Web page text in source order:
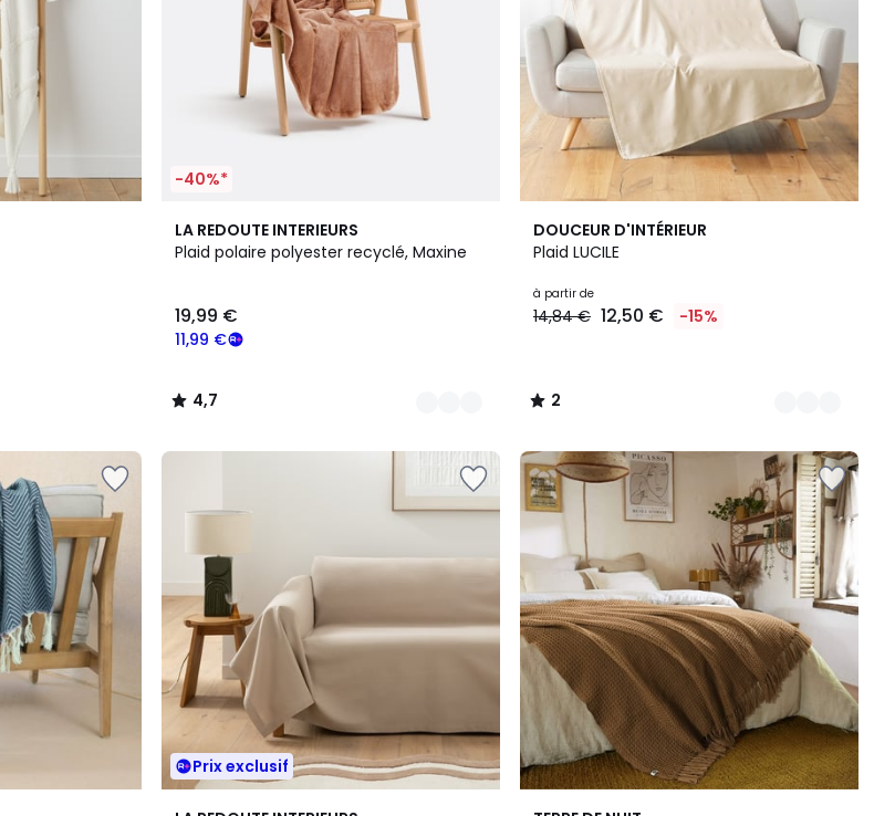
-40%*
LA REDOUTE INTERIEURS
Plaid polaire polyester recyclé, Maxine
11,99 €
19,99 €
4,7
/ 5
10
Couleurs
4,7
/
DOUCEUR D'INTÉRIEUR
Plaid LUCILE
à partir de
14,84 € 12,50 € -15%
2
/
7
Couleurs
2
/
Prix exclusif